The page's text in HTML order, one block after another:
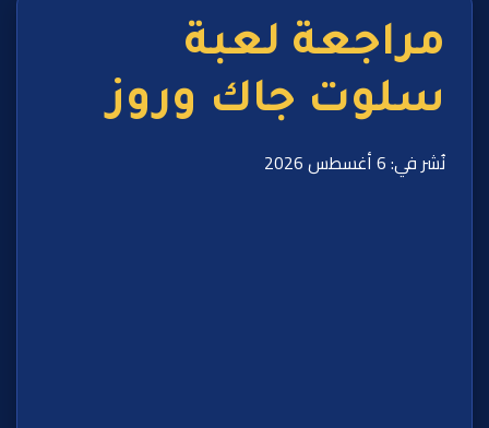
مراجعة لعبة
سلوت جاك وروز
نُشر في: 6 أغسطس 2026